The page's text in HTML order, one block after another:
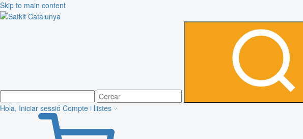
Skip to main content
Hola, Iniciar sessió Compte i llistes